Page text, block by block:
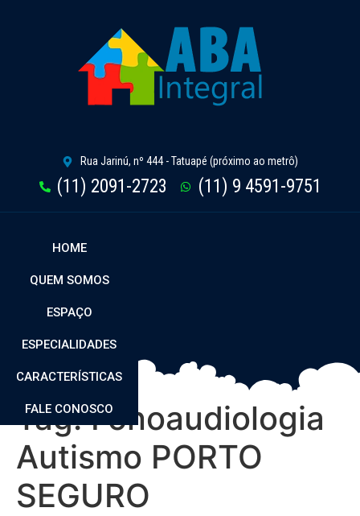
Rua Jarinú, nº 444 - Tatuapé (próximo ao metrô)
(11) 2091-2723 (11) 9 4591-9751
HOME
QUEM SOMOS
ESPAÇO
ESPECIALIDADES
CARACTERÍSTICAS
FALE CONOSCO
Tag:Fonoaudiologia
Autismo PORTO
SEGURO